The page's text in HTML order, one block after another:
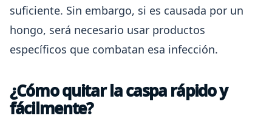
suficiente. Sin embargo, si es causada por un
hongo, será necesario usar productos
específicos que combatan esa infección.
¿Cómo quitar la caspa rápido y
fácilmente?